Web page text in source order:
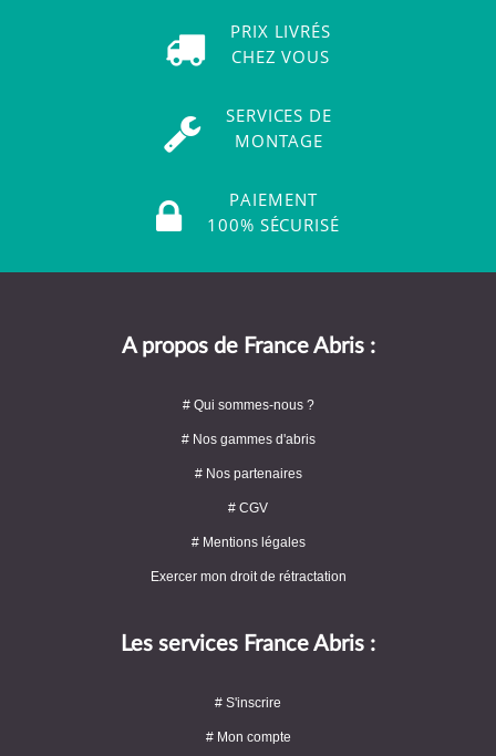
PRIX LIVRÉS
CHEZ VOUS
SERVICES DE
MONTAGE
PAIEMENT
100% SÉCURISÉ
A propos de France Abris :
# Qui sommes-nous ?
# Nos gammes d'abris
# Nos partenaires
# CGV
# Mentions légales
Exercer mon droit de rétractation
Les services France Abris :
# S'inscrire
# Mon compte